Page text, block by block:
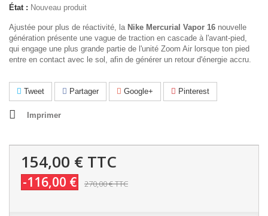
État : Nouveau produit
Ajustée pour plus de réactivité, laNike Mercurial Vapor 16 nouvelle
génération présente une vague de traction en cascade à l'avant-pied,
qui engage une plus grande partie de l'unité Zoom Air lorsque ton pied
entre en contact avec le sol, afin de générer un retour d'énergie accru.
Tweet Partager Google+ Pinterest
Imprimer
154,00 € TTC
-116,00 € 270,00 €TTC